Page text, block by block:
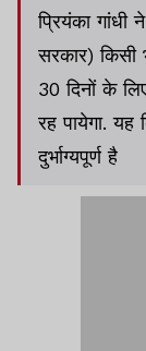
प्रियंका
सरकार) किसी
30 दिनों के
रह पायेगा. यह बिल संविधान-विरोधी, अलोकतांत्रिक और
दुर्भाग्यपूर्ण है